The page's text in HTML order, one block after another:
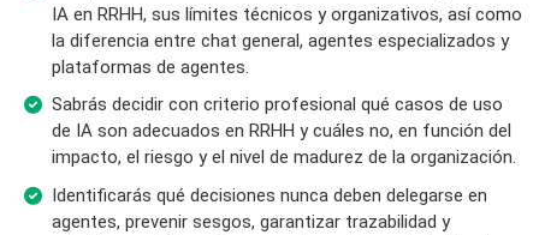
IA en RRHH, sus límites técnicos y organizativos, así como
la diferencia entre chat general, agentes especializados y
plataformas de agentes.
Sabrás decidir con criterio profesional qué casos de uso
de IA son adecuados en RRHH y cuáles no, en función del
impacto, el riesgo y el nivel de madurez de la organización.
Identificarás qué decisiones nunca deben delegarse en
agentes, prevenir sesgos, garantizar trazabilidad y